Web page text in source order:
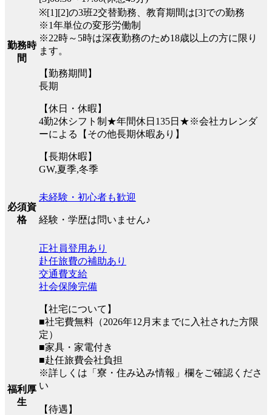
勤務時
間
※[1][2]の3班2交替勤務、教育期間は[3]での勤務
※1年単位の変形労働制
※22時～5時は深夜勤務のため18歳以上の方に限り
ます。
【勤務期間】
長期
【休日・休暇】
4勤2休シフト制★年間休日135日★※会社カレンダ
ーによる【その他長期休暇あり】
【長期休暇】
GW,夏季,冬季
必須資
格
未経験・初心者も歓迎
経験・学歴は問いません♪
福利厚
生
正社員登用あり
赴任旅費の補助あり
交通費支給
社会保険完備
【社宅について】
■社宅費無料（2026年12月末までに入社された方限
定）
■家具・家電付き
■赴任旅費会社負担
※詳しくは「寮・住み込み情報」欄をご確認くださ
い
【待遇】